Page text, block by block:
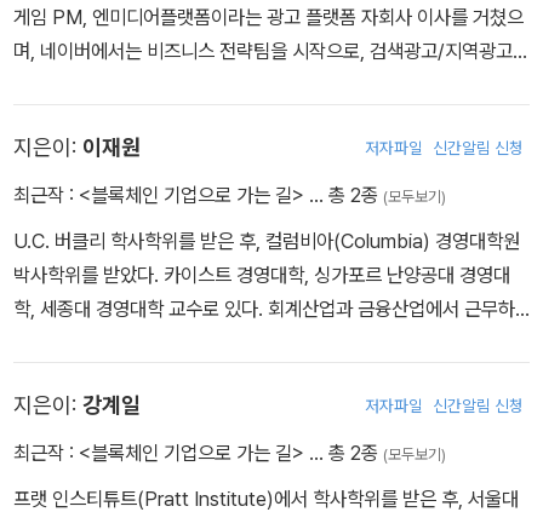
게임 PM, 엔미디어플랫폼이라는 광고 플랫폼 자회사 이사를 거쳤으
며, 네이버에서는 비즈니스 전략팀을 시작으로, 검색광고/지역광고
라인 교육사업 등을 진행하고 있다. 피치파이브에서 사업 전략 개발
을 담당하고 있다.
지은이: 이재원 저자파일 신간알림 신청
최근작 : <블록체인 기업으로 가는 길> … 총 2종 (모두보기)
U.C. 버클리 학사학위를 받은 후, 컬럼비아(Columbia) 경영대학원
박사학위를 받았다. 카이스트 경영대학, 싱가포르 난양공대 경영대
학, 세종대 경영대학 교수로 있다. 회계산업과 금융산업에서 근무하
사업을 자문하고 있다. 피치파이브에서 토큰 이코노미와 경영 컨설팅
을 담당하고 있다.
지은이: 강계일 저자파일 신간알림 신청
최근작 : <블록체인 기업으로 가는 길> … 총 2종 (모두보기)
프랫 인스티튜트(Pratt Institute)에서 학사학위를 받은 후, 서울대